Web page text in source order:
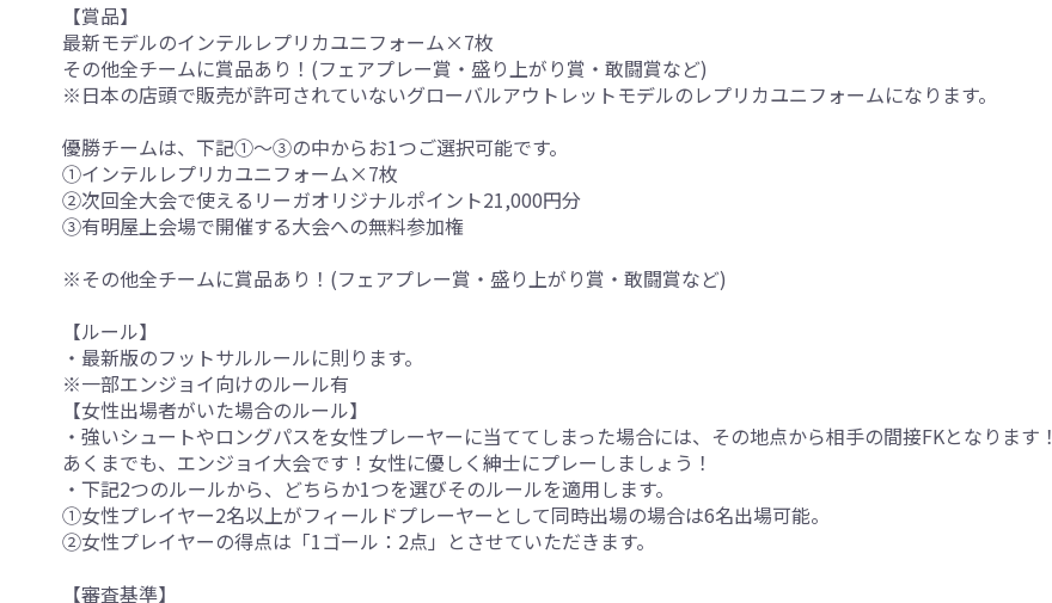
【賞品】
最新モデルのインテルレプリカユニフォーム×7枚
その他全チームに賞品あり！(フェアプレー賞・盛り上がり賞・敢闘賞など)
※日本の店頭で販売が許可されていないグローバルアウトレットモデルのレプリカユニフォームになります。
優勝チームは、下記①～③の中からお1つご選択可能です。
①インテルレプリカユニフォーム×7枚
②次回全大会で使えるリーガオリジナルポイント21,000円分
③有明屋上会場で開催する大会への無料参加権
※その他全チームに賞品あり！(フェアプレー賞・盛り上がり賞・敢闘賞など)
【ルール】
・最新版のフットサルルールに則ります。
※一部エンジョイ向けのルール有
【女性出場者がいた場合のルール】
・強いシュートやロングパスを女性プレーヤーに当ててしまった場合には、その地点から相手の間接FKとなります！
あくまでも、エンジョイ大会です！女性に優しく紳士にプレーしましょう！
・下記2つのルールから、どちらか1つを選びそのルールを適用します。
①女性プレイヤー2名以上がフィールドプレーヤーとして同時出場の場合は6名出場可能。
②女性プレイヤーの得点は「1ゴール：2点」とさせていただきます。
【審査基準】